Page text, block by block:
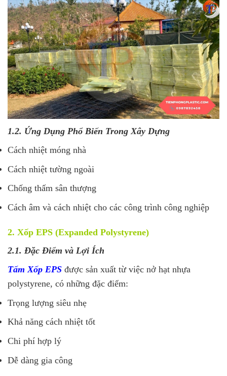
1.2. Ứng Dụng Phổ Biến Trong Xây Dựng
Cách nhiệt móng nhà
Cách nhiệt tường ngoài
Chống thấm sân thượng
Cách âm và cách nhiệt cho các công trình công nghiệp
2. Xốp EPS (Expanded Polystyrene)
2.1. Đặc Điểm và Lợi Ích
Tấm Xốp EPS được sản xuất từ việc nở hạt nhựa
polystyrene, có những đặc điểm:
Trọng lượng siêu nhẹ
Khả năng cách nhiệt tốt
Chi phí hợp lý
Dễ dàng gia công